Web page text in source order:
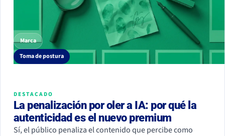
Marca
Toma de postura
DESTACADO
La penalización por oler a IA: por qué la
autenticidad es el nuevo premium
Sí, el público penaliza el contenido que percibe como